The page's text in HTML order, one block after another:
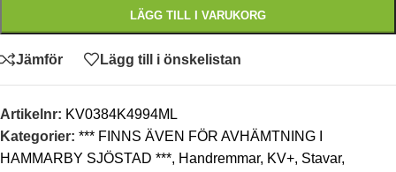
LÄGG TILL I VARUKORG
Jämför Lägg till i önskelistan
Artikelnr: KV0384K4994ML
Kategorier: *** FINNS ÄVEN FÖR AVHÄMTNING I
HAMMARBY SJÖSTAD ***, Handremmar, KV+, Stavar,